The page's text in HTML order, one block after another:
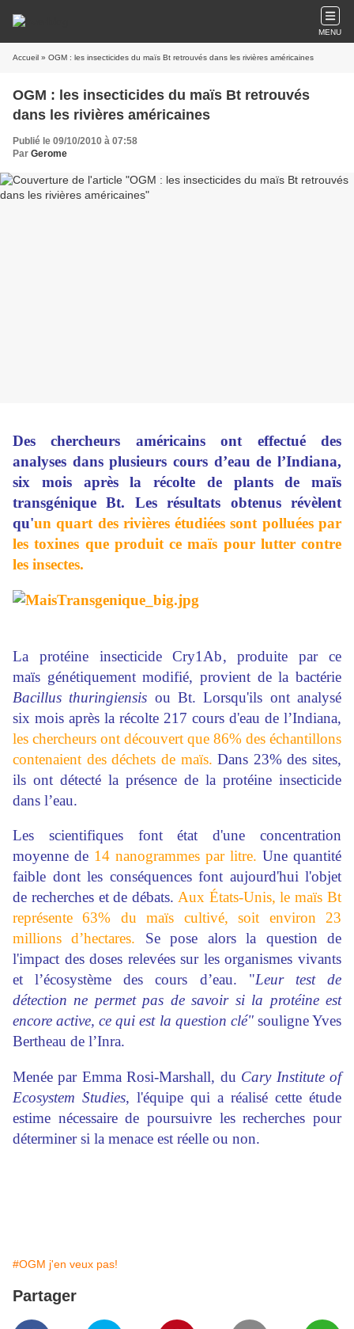
MENU
Accueil » OGM : les insecticides du maïs Bt retrouvés dans les rivières américaines
OGM : les insecticides du maïs Bt retrouvés
dans les rivières américaines
Publié le 09/10/2010 à 07:58
Par Gerome
Des chercheurs américains ont effectué des
analyses dans plusieurs cours d’eau de l’Indiana,
six mois après la récolte de plants de maïs
transgénique Bt. Les résultats obtenus révèlent
qu'un quart des rivières étudiées sont polluées par
les toxines que produit ce maïs pour lutter contre
les insectes.
La protéine insecticide Cry1Ab, produite par ce
maïs génétiquement modifié, provient de la bactérie
Bacillus thuringiensis ou Bt. Lorsqu'ils ont analysé
six mois après la récolte 217 cours d'eau de l’Indiana,
les chercheurs ont découvert que 86% des échantillons
contenaient des déchets de maïs. Dans 23% des sites,
ils ont détecté la présence de la protéine insecticide
dans l’eau.
Les scientifiques font état d'une concentration
moyenne de 14 nanogrammes par litre. Une quantité
faible dont les conséquences font aujourd'hui l'objet
de recherches et de débats. Aux États-Unis, le maïs Bt
représente 63% du maïs cultivé, soit environ 23
millions d’hectares. Se pose alors la question de
l'impact des doses relevées sur les organismes vivants
et l’écosystème des cours d’eau. "Leur test de
détection ne permet pas de savoir si la protéine est
encore active, ce qui est la question clé"souligne Yves
Bertheau de l’Inra.
Menée par Emma Rosi-Marshall, du Cary Institute of
Ecosystem Studies, l'équipe qui a réalisé cette étude
estime nécessaire de poursuivre les recherches pour
déterminer si la menace est réelle ou non.
#OGM j'en veux pas!
Partager